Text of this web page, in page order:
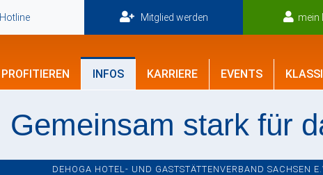
Hotline Mitglied werden mein
PROFITIEREN INFOS KARRIERE EVENTS
Gemeinsam stark für
DEHOGA HOTEL- UND GASTSTÄTTENVERBAND SACHSEN